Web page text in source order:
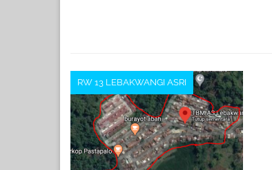
RW 13 LEBAKWANGI ASRI